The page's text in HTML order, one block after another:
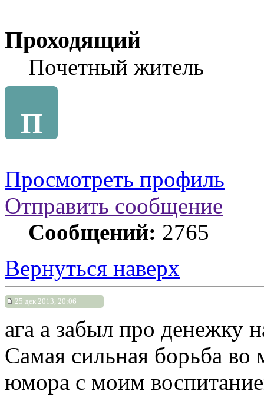
Проходящий
Почетный житель
П
Просмотреть профиль
Отправить сообщение
Сообщений: 2765
Вернуться наверх
25 дек 2013, 20:06
ага а забыл про денежку
Самая сильная борьба во
юмора с моим